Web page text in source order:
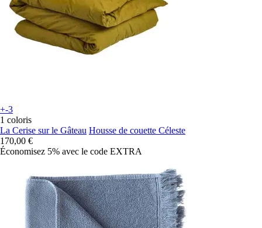
+-3
1 coloris
La Cerise sur le Gâteau Housse de couette Céleste
170,00 €
Économisez 5% avec le code EXTRA